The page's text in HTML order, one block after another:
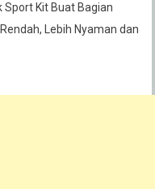
Sport Kit Buat Bagian
Lebih Nyaman dan